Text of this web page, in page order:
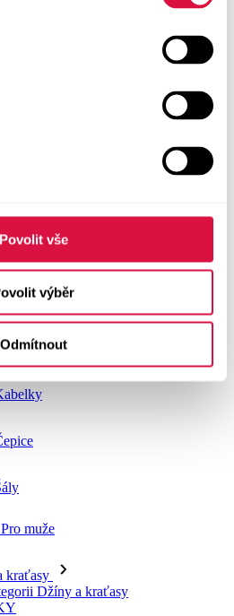
Povolit vše
výběr
Odmítnout
GEOX
muže
kraťasy
Džíny a kraťasy